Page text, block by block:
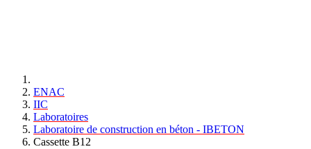
ENAC
IIC
Laboratoires
Laboratoire de construction en béton - IBETON
Cassette B12